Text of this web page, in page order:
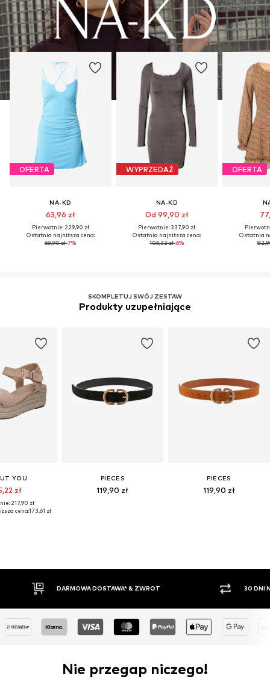
OFERTA
NA-KD
63,96 zł
Pierwotnie: 229,90 zł
Ostatnia najniższa cena:
68,90 zł-7%
WYPRZEDAŻ
NA-KD
Od 99,90 zł
Pierwotnie: 337,90 zł
Ostatnia najniższa cena:
106,32 zł-6%
OFERTA
Ostatnia
SKOMPLETUJ SWÓJ ZESTAW
Produkty uzupełniające
YOU
zł
217,90 zł
cena:173,61 zł
PIECES
119,90 zł
PIECES
119,90 zł
30 DNI NA ZWROT TOWARU
Nie przegap niczego!